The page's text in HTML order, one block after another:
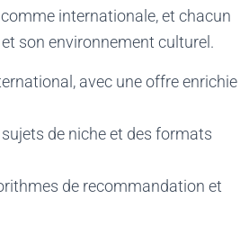
internationale, et chacun
son environnement culturel.
avec une offre enrichie
de niche et des formats
de recommandation et